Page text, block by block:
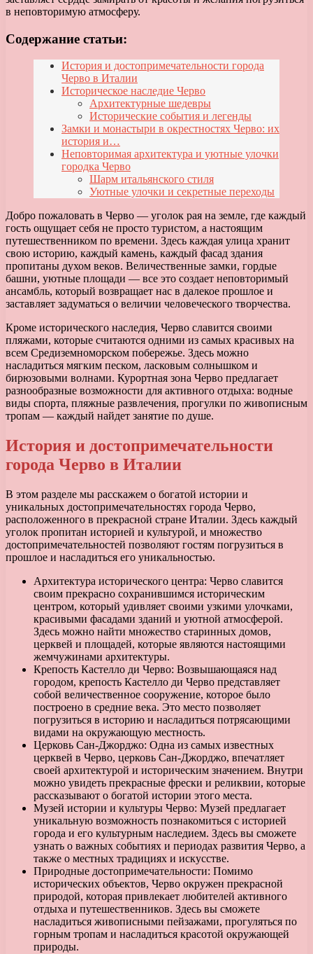
в неповторимую атмосферу.
Содержание статьи:
История и достопримечательности города
Черво в Италии
Историческое наследие Черво
Архитектурные шедевры
Исторические события и легенды
Замки и монастыри в окрестностях Черво: их
история и…
Неповторимая архитектура и уютные улочки
городка Черво
Шарм итальянского стиля
Уютные улочки и секретные переходы
Добро пожаловать в Черво — уголок рая на земле, где каждый
гость ощущает себя не просто туристом, а настоящим
путешественником по времени. Здесь каждая улица хранит
свою историю, каждый камень, каждый фасад здания
пропитаны духом веков. Величественные замки, гордые
башни, уютные площади — все это создает неповторимый
ансамбль, который возвращает нас в далекое прошлое и
заставляет задуматься о величии человеческого творчества.
Кроме исторического наследия, Черво славится своими
пляжами, которые считаются одними из самых красивых на
всем Средиземноморском побережье. Здесь можно
насладиться мягким песком, ласковым солнышком и
бирюзовыми волнами. Курортная зона Черво предлагает
разнообразные возможности для активного отдыха: водные
виды спорта, пляжные развлечения, прогулки по живописным
тропам — каждый найдет занятие по душе.
История и достопримечательности
города Черво в Италии
В этом разделе мы расскажем о богатой истории и
уникальных достопримечательностях города Черво,
расположенного в прекрасной стране Италии. Здесь каждый
уголок пропитан историей и культурой, и множество
достопримечательностей позволяют гостям погрузиться в
прошлое и насладиться его уникальностью.
Архитектура исторического центра: Черво славится
своим прекрасно сохранившимся историческим
центром, который удивляет своими узкими улочками,
красивыми фасадами зданий и уютной атмосферой.
Здесь можно найти множество старинных домов,
церквей и площадей, которые являются настоящими
жемчужинами архитектуры.
Крепость Кастелло ди Черво: Возвышающаяся над
городом, крепость Кастелло ди Черво представляет
собой величественное сооружение, которое было
построено в средние века. Это место позволяет
погрузиться в историю и насладиться потрясающими
видами на окружающую местность.
Церковь Сан-Джорджо: Одна из самых известных
церквей в Черво, церковь Сан-Джорджо, впечатляет
своей архитектурой и историческим значением. Внутри
можно увидеть прекрасные фрески и реликвии, которые
рассказывают о богатой истории этого места.
Музей истории и культуры Черво: Музей предлагает
уникальную возможность познакомиться с историей
города и его культурным наследием. Здесь вы сможете
узнать о важных событиях и периодах развития Черво, а
также о местных традициях и искусстве.
Природные достопримечательности: Помимо
исторических объектов, Черво окружен прекрасной
природой, которая привлекает любителей активного
отдыха и путешественников. Здесь вы сможете
насладиться живописными пейзажами, прогуляться по
горным тропам и насладиться красотой окружающей
природы.